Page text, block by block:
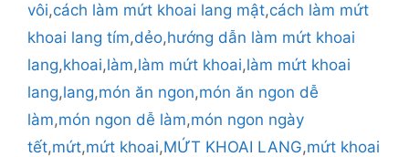
vôi,cách làm mứt khoai lang mật,cách làm mứt
khoai lang tím,dẻo,hướng dẫn làm mứt khoai
lang,khoai,làm,làm mứt khoai,làm mứt khoai
lang,lang,món ăn ngon,món ăn ngon dễ
làm,món ngon dễ làm,món ngon ngày
tết,mứt,mứt khoai,MỨT KHOAI LANG,mứt khoai